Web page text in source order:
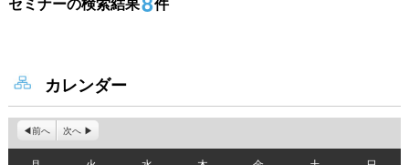
カレンダー
前へ 次へ